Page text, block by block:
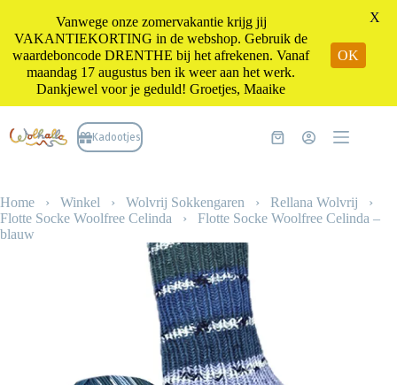
naar
de
Kadootjes Winkelwagen
Home › Winkel › Wolvrij Sokkengaren › Rellana Wolvrij ›
Flotte Socke Woolfree Celinda › Flotte Socke Woolfree Celinda –
blauw
Vanwege onze zomervakantie krijg jij
VAKANTIEKORTING in de webshop. Gebruik de
waardeboncode DRENTHE bij het afrekenen. Vanaf
maandag 17 augustus ben ik weer aan het werk.
Dankjewel voor je geduld! Groetjes, Maaike
OK
X